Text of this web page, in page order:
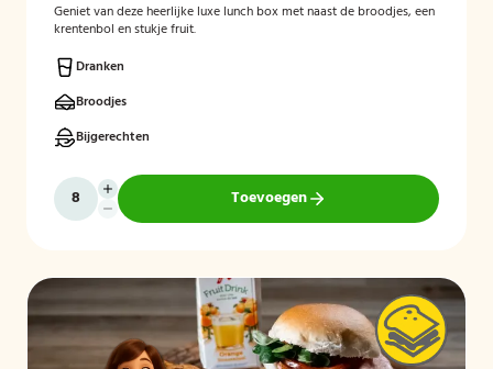
Geniet van deze heerlijke luxe lunch box met naast de broodjes, een
krentenbol en stukje fruit.
Dranken
Broodjes
Bijgerechten
Toevoegen